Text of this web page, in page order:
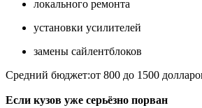
локального ремонта
установки усилителей
замены сайлентблоков
Средний бюджет:от 800 до 1500
Если кузов уже серьёзно порван